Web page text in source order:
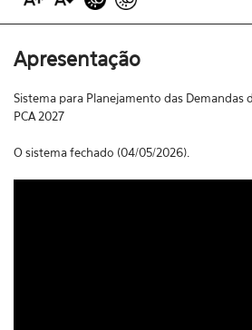
Apresentação
Sistema para Planejamento das Demandas
PCA 2027
O sistema fechado (04/05/2026).